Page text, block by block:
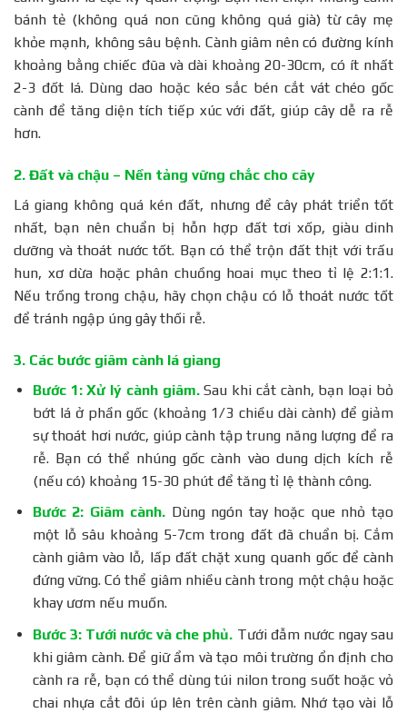
bánh tẻ (không quá non cũng không quá già) từ cây mẹ
khỏe mạnh, không sâu bệnh. Cành giâm nên có đường kính
khoảng bằng chiếc đũa và dài khoảng 20-30cm, có ít nhất
2-3 đốt lá. Dùng dao hoặc kéo sắc bén cắt vát chéo gốc
cành để tăng diện tích tiếp xúc với đất, giúp cây dễ ra rễ
hơn.
2. Đất và chậu – Nền tảng vững chắc cho cây
Lá giang không quá kén đất, nhưng để cây phát triển tốt
nhất, bạn nên chuẩn bị hỗn hợp đất tơi xốp, giàu dinh
dưỡng và thoát nước tốt. Bạn có thể trộn đất thịt với trấu
hun, xơ dừa hoặc phân chuồng hoai mục theo tỉ lệ 2:1:1.
Nếu trồng trong chậu, hãy chọn chậu có lỗ thoát nước tốt
để tránh ngập úng gây thối rễ.
3. Các bước giâm cành lá giang
Bước 1: Xử lý cành giâm.Sau khi cắt cành, bạn loại bỏ
bớt lá ở phần gốc (khoảng 1/3 chiều dài cành) để giảm
sự thoát hơi nước, giúp cành tập trung năng lượng để ra
rễ. Bạn có thể nhúng gốc cành vào dung dịch kích rễ
(nếu có) khoảng 15-30 phút để tăng tỉ lệ thành công.
Bước 2: Giâm cành. Dùng ngón tay hoặc que nhỏ tạo
một lỗ sâu khoảng 5-7cm trong đất đã chuẩn bị. Cắm
cành giâm vào lỗ, lấp đất chặt xung quanh gốc để cành
đứng vững. Có thể giâm nhiều cành trong một chậu hoặc
khay ươm nếu muốn.
Bước 3: Tưới nước và che phủ. Tưới đẫm nước ngay sau
khi giâm cành. Để giữ ẩm và tạo môi trường ổn định cho
cành ra rễ, bạn có thể dùng túi nilon trong suốt hoặc vỏ
chai nhựa cắt đôi úp lên trên cành giâm. Nhớ tạo vài lỗ